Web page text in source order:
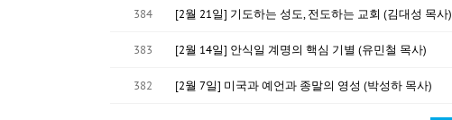
384 [2월 21일] 기도하는 성도, 전도하는 교회 (김대성 목사)
383 [2월 14일] 안식일 계명의 핵심 기별 (유민철 목사)
382 [2월 7일] 미국과 예언과 종말의 영성 (박성하 목사)